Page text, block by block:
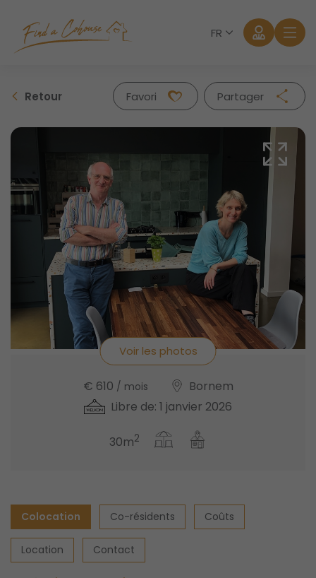
FR
Se connecter
Mot de passe oublié?
Retour Favori
Partager
Facebook
Twitter
Whatsapp
Mail
Voir les photos
€ 610 / mois
Bornem
Libre de: 1 janvier 2026
30m2
Colocation Co-résidents Coûts
Location Contact